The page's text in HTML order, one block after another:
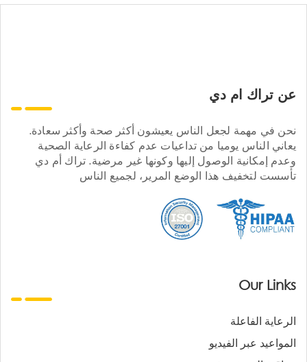
عن تراك ام دي
نحن في مهمة لجعل الناس يعيشون أكثر صحة وأكثر سعادة.
يعاني الناس يوميا من تداعيات عدم كفاءة الرعاية الصحية
وعدم إمكانية الوصول إليها وكونها غير مرضية. تراك أم دي
تأسست لتخفيف هذا الوضع المرير، لجميع الناس
Our Links
الرعاية الفاعلة
المواعيد عبر الفيديو